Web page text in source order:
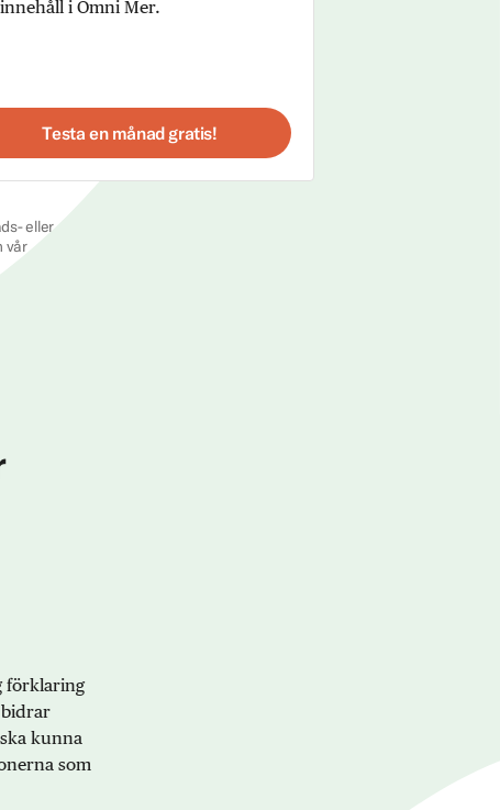
i Omni Mer.
Testa en månad gratis!
eller
vår
förklaring
kunna
som